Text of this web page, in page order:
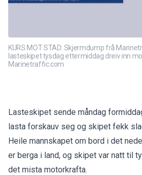
KURS MOT STAD: Skjermdump frå
lasteskipet tysdag ettermiddag dreiv inn
Marinetraffic.com
Lasteskipet sende måndag
lasta forskauv seg og skipet fekk
Heile mannskapet om bord i det
er berga i land, og skipet var natt til
det mista motorkrafta.